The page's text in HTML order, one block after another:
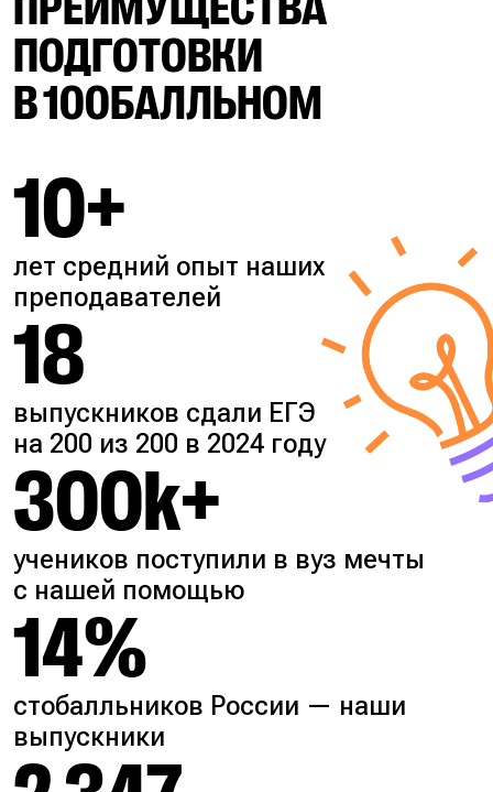
ПОДГОТОВКИ
В 100БАЛЛЬНОМ
10+
лет средний опыт наших
преподавателей
18
выпускников сдали ЕГЭ
на 200 из 200 в 2024 году
300k+
учеников поступили в вуз мечты
с нашей помощью
14%
стобалльников России — наши
выпускники